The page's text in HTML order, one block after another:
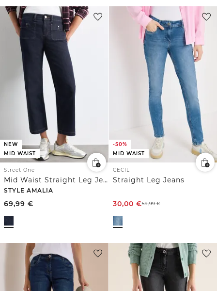
NEW
MID WAIST
Street One
Mid Waist Straight Leg Jeans im Casual Fit
STYLE AMALIA
69,99 €
-50%
MID WAIST
CECIL
Straight Leg Jeans
30,00 €59,99€